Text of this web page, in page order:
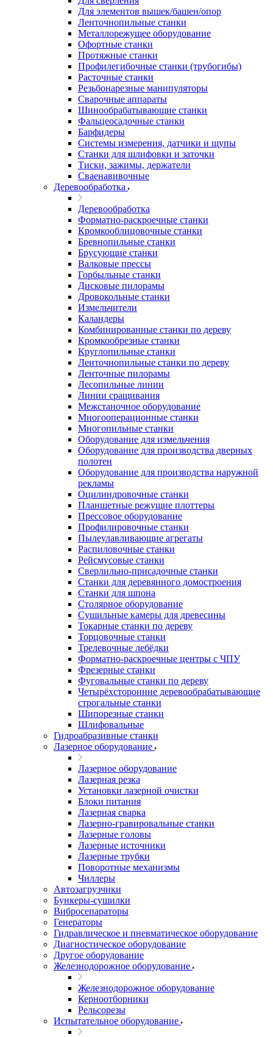
Для элементов вышек/башен/опор
Ленточнопильные станки
Металлорежущее оборудование
Офортные станки
Протяжные станки
Профилегибочные станки (трубогибы)
Расточные станки
Резьбонарезные манипуляторы
Сварочные аппараты
Шинообрабатывающие станки
Фальцеосадочные станки
Барфидеры
Системы измерения, датчики и щупы
Станки для шлифовки и заточки
Тиски, зажимы, держатели
Cваенавивочные
Деревообработка
Деревообработка
Форматно-раскроечные станки
Кромкооблицовочные станки
Бревнопильные станки
Брусующие станки
Валковые прессы
Горбыльные станки
Дисковые пилорамы
Дровокольные станки
Измельчители
Каландеры
Комбинированные станки по дереву
Кромкообрезные станки
Круглопильные станки
Ленточнопильные станки по дереву
Ленточные пилорамы
Лесопильные линии
Линии сращивания
Межстаночное оборудование
Многооперационные станки
Многопильные станки
Оборудование для измельчения
Оборудование для производства дверных
полотен
Оборудование для производства наружной
рекламы
Оцилиндровочные станки
Планшетные режущие плоттеры
Прессовое оборудование
Профилировочные станки
Пылеулавливающие агрегаты
Распиловочные станки
Рейсмусовые станки
Сверлильно-присадочные станки
Станки для деревянного домостроения
Станки для шпона
Столярное оборудование
Сушильные камеры для древесины
Токарные станки по дереву
Торцовочные станки
Трелевочные лебёдки
Форматно-раскроечные центры с ЧПУ
Фрезерные станки
Фуговальные станки по дереву
Четырёхсторонние деревообрабатывающие
строгальные станки
Шипорезные станки
Шлифовальные
Гидроабразивные станки
Лазерное оборудование
Лазерное оборудование
Лазерная резка
Установки лазерной очистки
Блоки питания
Лазерная сварка
Лазерно-гравировальные станки
Лазерные головы
Лазерные источники
Лазерные трубки
Поворотные механизмы
Чиллеры
Автозагрузчики
Бункеры-сушилки
Вибросепараторы
Генераторы
Гидравлическое и пневматическое оборудование
Диагностическое оборудование
Другое оборудование
Железнодорожное оборудование
Железнодорожное оборудование
Керноотборники
Рельсорезы
Испытательное оборудование